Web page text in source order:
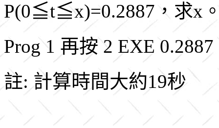
P(0≦t≦x)=0.2887，求x
Prog 1 再按 2 EXE
註: 計算時間大約19秒